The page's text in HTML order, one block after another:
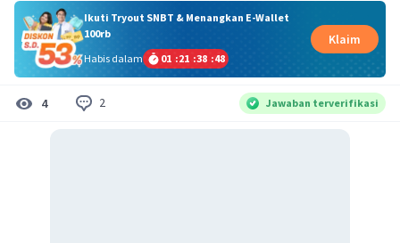
Ikuti Tryout SNBT & Menangkan E-Wallet
100rb
Habis dalam
01 :21 :38 :48
Klaim
4 2 Jawaban terverifikasi